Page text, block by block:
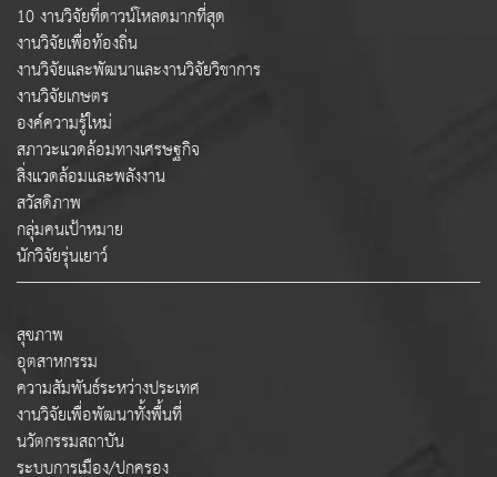
10 งานวิจัยที่ดาวน์โหลดมากที่สุด
งานวิจัยเพื่อท้องถิ่น
งานวิจัยและพัฒนาและงานวิจัยวิชาการ
งานวิจัยเกษตร
องค์ความรู้ใหม่
สภาวะแวดล้อมทางเศรษฐกิจ
สิ่งแวดล้อมและพลังงาน
สวัสดิภาพ
กลุ่มคนเป้าหมาย
นักวิจัยรุ่นเยาว์
สุขภาพ
อุตสาหกรรม
ความสัมพันธ์ระหว่างประเทศ
งานวิจัยเพื่อพัฒนาทั้งพื้นที่
นวัตกรรมสถาบัน
ระบบการเมือง/ปกครอง